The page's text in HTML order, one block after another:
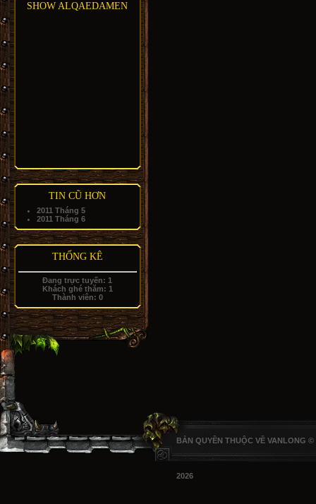
SHOW ALQAEDAMEN
TIN CŨ HƠN
2011 Tháng 5
2011 Tháng 6
THỐNG KÊ
Đang trực tuyến: 1
Khách ghé thăm: 1
Thành viên: 0
BẢN QUYỀN THUỘC VỀ VANLONG ©
2026